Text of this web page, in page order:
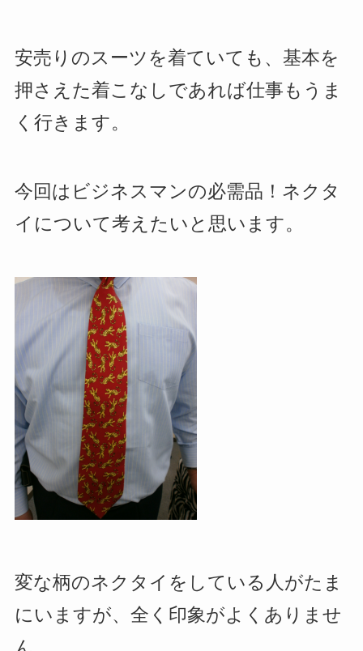
安売りのスーツを着ていても、基本を
押さえた着こなしであれば仕事もうま
く行きます。
今回はビジネスマンの必需品！ネクタ
イについて考えたいと思います。
変な柄のネクタイをしている人がたま
にいますが、全く印象がよくありませ